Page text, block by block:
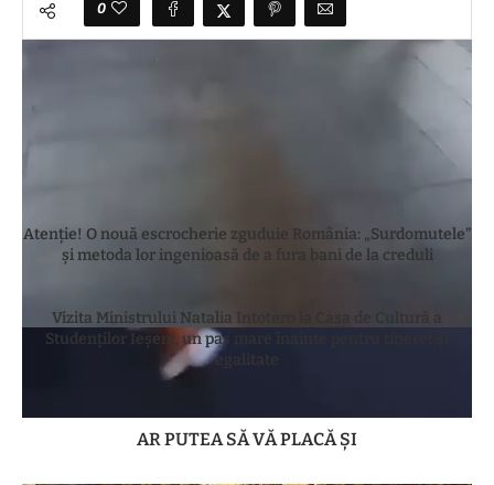
0
Atenție! O nouă escrocherie zguduie România: „Surdomutele”
și metoda lor ingenioasă de a fura bani de la creduli
Vizita Ministrului Natalia Intotero la Casa de Cultură a
Studenților Ieșeni, un pas mare înainte pentru tineret și
egalitate
AR PUTEA SĂ VĂ PLACĂ ȘI